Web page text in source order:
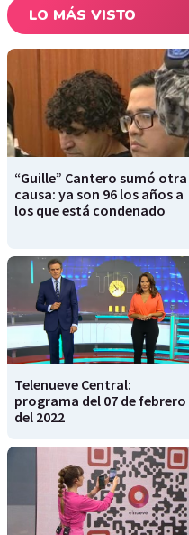
LO MÁS VISTO
“Guille” Cantero sumó otra
causa: ya son 96 los años a
los que está condenado
Telenueve Central:
programa del 07 de febrero
del 2022